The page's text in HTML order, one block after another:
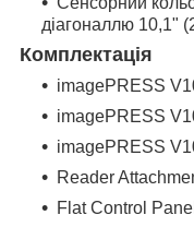
діагоналлю 10,1"
Комплектація
imagePRESS
imagePRESS
imagePRESS
Reader
Flat Control